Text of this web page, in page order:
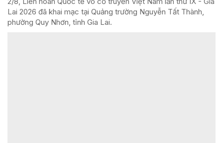
Lai 2026 đã khai mạc tại Quảng trường Nguyễn Tất Thành,
phường Quy Nhơn, tỉnh Gia Lai.